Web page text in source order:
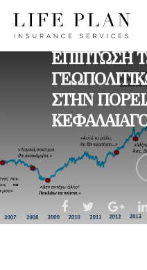
ΕΠΙΛΕΞΤΕ:
ΕΠΙΠΤΩΣΗ
ΣΤΗΝ